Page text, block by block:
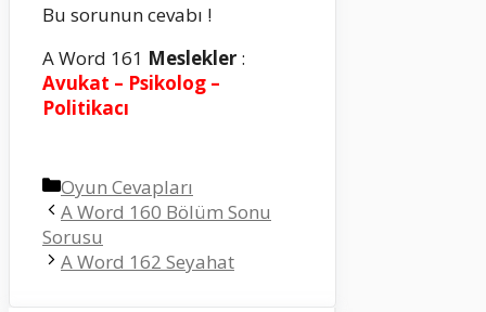
Bu sorunun cevabı !
A Word 161 Meslekler :
Avukat – Psikolog –
Politikacı
Kategoriler
Oyun Cevapları
A Word 160 Bölüm Sonu
Sorusu
A Word 162 Seyahat